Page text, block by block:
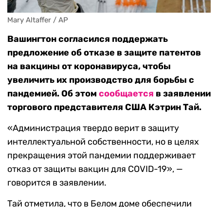
Mary Altaffer / AP
Вашингтон согласился поддержать
предложение об отказе в защите патентов
на вакцины от коронавируса, чтобы
увеличить их производство для борьбы с
пандемией. Об этом сообщается в заявлении
торгового представителя США Кэтрин Тай.
«Администрация твердо верит в защиту
интеллектуальной собственности, но в целях
прекращения этой пандемии поддерживает
отказ от защиты вакцин для COVID-19», —
говорится в заявлении.
Тай отметила, что в Белом доме обеспечили